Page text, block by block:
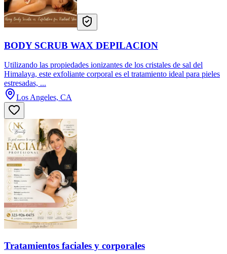
BODY SCRUB WAX DEPILACION
Utilizando las propiedades ionizantes de los cristales de sal del
Himalaya, este exfoliante corporal es el tratamiento ideal para pieles
estresadas, ...
Los Angeles, CA
Tratamientos faciales y corporales